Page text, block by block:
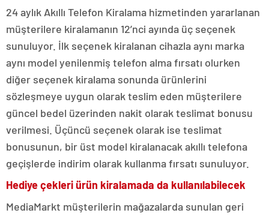
24 aylık Akıllı Telefon Kiralama hizmetinden yararlanan
müşterilere kiralamanın 12’nci ayında üç seçenek
sunuluyor. İlk seçenek kiralanan cihazla aynı marka
aynı model yenilenmiş telefon alma fırsatı olurken
diğer seçenek kiralama sonunda ürünlerini
sözleşmeye uygun olarak teslim eden müşterilere
güncel bedel üzerinden nakit olarak teslimat bonusu
verilmesi. Üçüncü seçenek olarak ise teslimat
bonusunun, bir üst model kiralanacak akıllı telefona
geçişlerde indirim olarak kullanma fırsatı sunuluyor.
Hediye çekleri ürün kiralamada da kullanılabilecek
MediaMarkt müşterilerin mağazalarda sunulan geri